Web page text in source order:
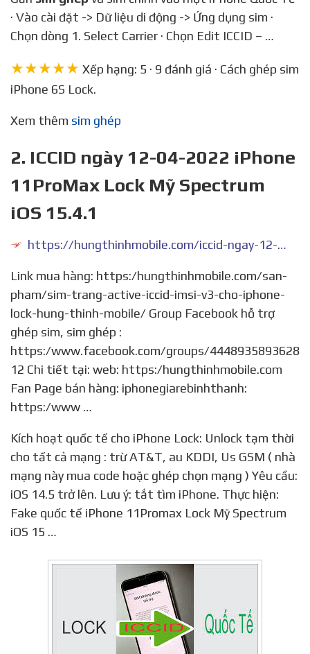
· Vào cài đặt -> Dữ liệu di động -> Ứng dụng sim ·
Chọn dòng 1. Select Carrier · Chọn Edit ICCID – …
★★★★★ Xếp hạng: 5 · 9 đánh giá · Cách ghép sim
iPhone 6S Lock.
Xem thêm sim ghép
2. ICCID ngày 12-04-2022 iPhone
11ProMax Lock Mỹ Spectrum
iOS 15.4.1
https://hungthinhmobile.com/iccid-ngay-12-04-2022-ok-ghep-sim-iphone-11promax-lock-my-spectrum-ios-15-4-1/
Link mua hàng: https:/hungthinhmobile.com/san-
pham/sim-trang-active-iccid-imsi-v3-cho-iphone-
lock-hung-thinh-mobile/ Group Facebook hỗ trợ
ghép sim, sim ghép :
https:/www.facebook.com/groups/4448935893628
12 Chi tiết tại: web: https:/hungthinhmobile.com
Fan Page bán hàng: iphonegiarebinhthanh:
https:/www …
Kích hoạt quốc tế cho iPhone Lock: Unlock tạm thời
cho tất cả mạng : trừ AT&T, au KDDI, Us GSM ( nhà
mạng này mua code hoặc ghép chọn mạng ) Yêu cầu:
iOS 14.5 trở lên. Lưu ý: tắt tìm iPhone. Thực hiện:
Fake quốc tế iPhone 11Promax Lock Mỹ Spectrum
iOS 15 …